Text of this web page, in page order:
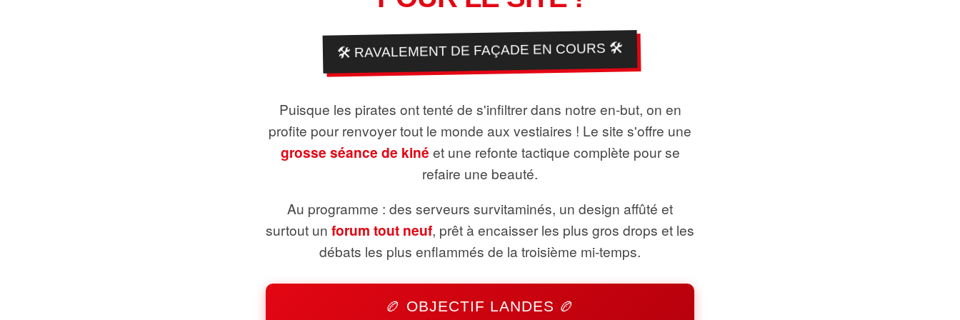
🛠️ RAVALEMENT DE FAÇADE EN COURS 🛠️
Puisque les pirates ont tenté de s'infiltrer dans notre en-but, on en
profite pour renvoyer tout le monde aux vestiaires ! Le site s'offre une
grosse séance de kiné et une refonte tactique complète pour se
refaire une beauté.
Au programme : des serveurs survitaminés, un design affûté et
surtout un forum tout neuf, prêt à encaisser les plus gros drops et les
débats les plus enflammés de la troisième mi-temps.
🏉 OBJECTIF LANDES 🏉